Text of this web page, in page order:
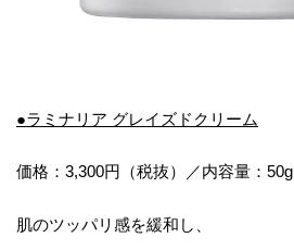
●ラミナリア グレイズドクリーム
価格：3,300円（税抜）／内容量：50g
肌のツッパリ感を緩和し、